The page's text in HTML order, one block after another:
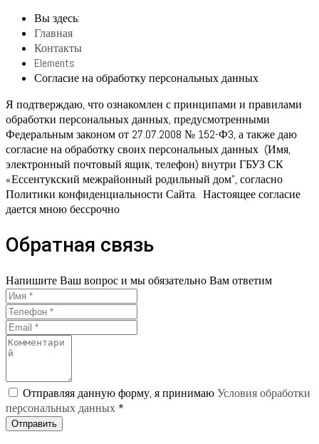
Вы здесь:
Главная
Контакты
Elements
Согласие на обработку персональных данных
Я подтверждаю, что ознакомлен с принципами и правилами
обработки персональных данных, предусмотренными
Федеральным законом от 27.07.2008 № 152-Ф3, а также даю
согласие на обработку своих персональных данных (Имя,
электронный почтовый ящик, телефон) внутри ГБУЗ СК
«Ессентукский межрайонный родильный дом", согласно
Политики конфиденциальности Сайта. Настоящее согласие
дается мною бессрочно
Обратная связь
Напишите Ваш вопрос и мы обязательно Вам ответим
Отправляя данную форму, я принимаюУсловия обработки
персональных данных *
Отправить